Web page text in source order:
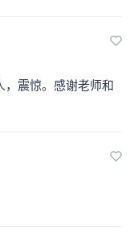
，震惊。感谢老师和